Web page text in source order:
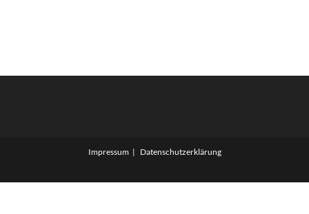
Impressum Datenschutzerklärung